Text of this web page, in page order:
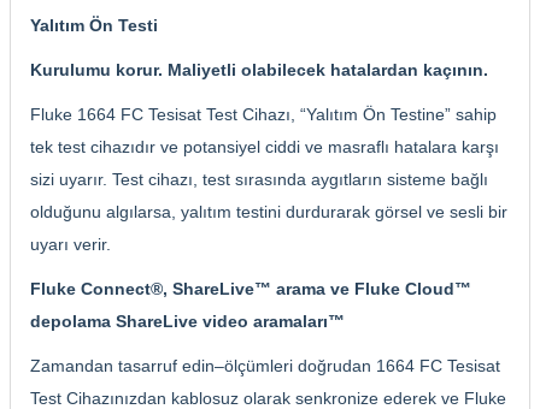
Yalıtım Ön Testi
Kurulumu korur. Maliyetli olabilecek hatalardan kaçının.
Fluke 1664 FC Tesisat Test Cihazı, “Yalıtım Ön Testine” sahip
tek test cihazıdır ve potansiyel ciddi ve masraflı hatalara karşı
sizi uyarır. Test cihazı, test sırasında aygıtların sisteme bağlı
olduğunu algılarsa, yalıtım testini durdurarak görsel ve sesli bir
uyarı verir.
Fluke Connect®, ShareLive™ arama ve Fluke Cloud™
depolama ShareLive video aramaları™
Zamandan tasarruf edin–ölçümleri doğrudan 1664 FC Tesisat
Test Cihazınızdan kablosuz olarak senkronize ederek ve Fluke